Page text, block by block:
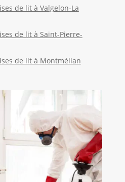
de lit à Valgelon-La
de lit à Saint-Pierre-
de lit à Montmélian